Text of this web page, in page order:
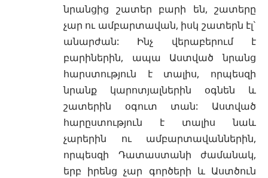
նրանցից շատեր բարի են, շատերը
չար ու ամբարտավան, իսկ շատերն էլ`
անարժան: Ինչ վերաբերում է
բարիներին, ապա Աստված նրանց
հարստություն է տալիս, որպեսզի
նրանք կարոտյալներին օգնեն և
շատերին օգուտ տան: Աստված
հարըստություն է տալիս նաև
չարերին ու ամբարտավաններին,
որպեսզի Դատաստանի ժամանակ,
երբ իրենց չար գործերի և Աստծուն